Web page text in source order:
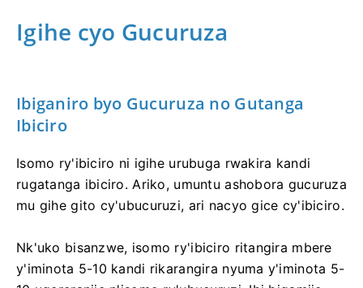
Igihe cyo Gucuruza
Ibiganiro byo Gucuruza no Gutanga
Ibiciro
Isomo ry'ibiciro ni igihe urubuga rwakira kandi
rugatanga ibiciro. Ariko, umuntu ashobora gucuruza
mu gihe gito cy'ubucuruzi, ari nacyo gice cy'ibiciro.
Nk'uko bisanzwe, isomo ry'ibiciro ritangira mbere
y'iminota 5-10 kandi rikarangira nyuma y'iminota 5-